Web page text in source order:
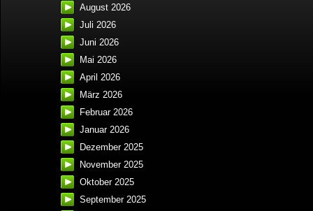
August 2026
Juli 2026
Juni 2026
Mai 2026
April 2026
März 2026
Februar 2026
Januar 2026
Dezember 2025
November 2025
Oktober 2025
September 2025